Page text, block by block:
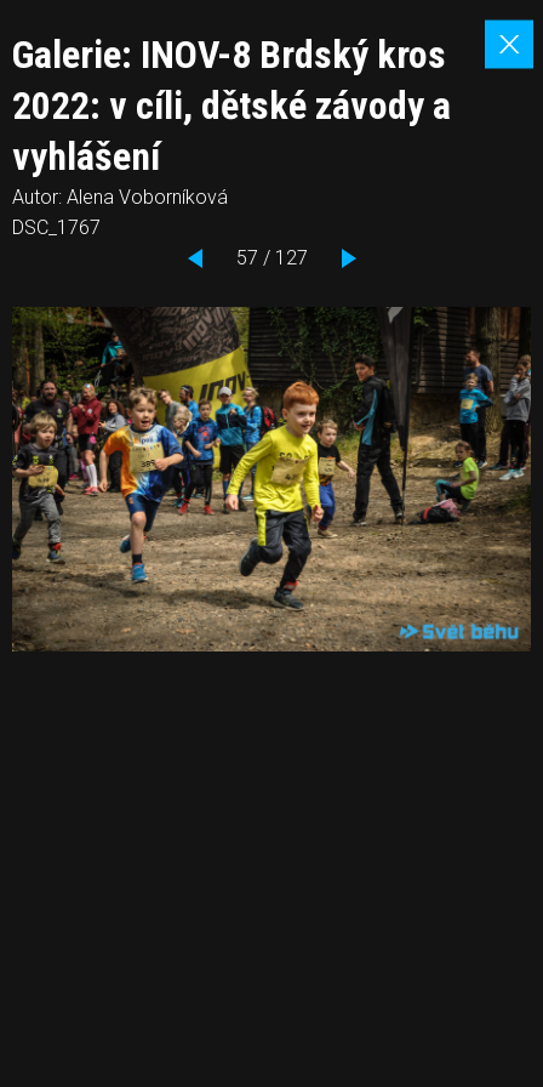
Galerie: INOV-8 Brdský kros
2022: v cíli, dětské závody a
vyhlášení
Autor: Alena Voborníková
DSC_1767
57 / 127